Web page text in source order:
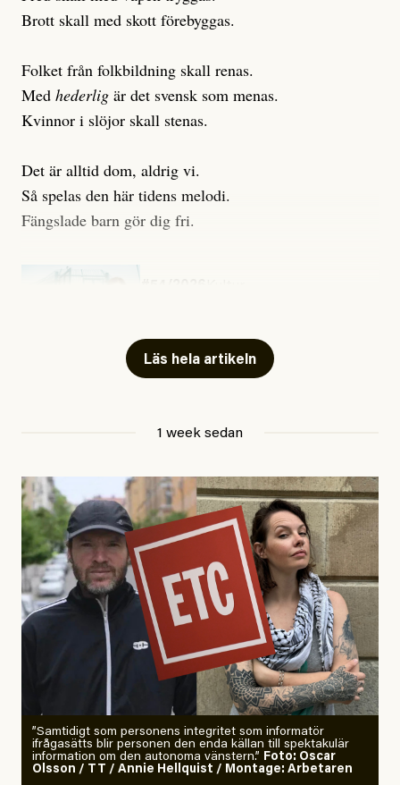
Brott skall med skott förebyggas.
Folket från folkbildning skall renas.
Med hederlig är det svensk som menas.
Kvinnor i slöjor skall stenas.
Det är alltid dom, aldrig vi.
Så spelas den här tidens melodi.
Fängslade barn gör dig fri.
Läs hela artikeln
1 week sedan
”Samtidigt som personens integritet som informatör
ifrågasätts blir personen den enda källan till spektakulär
information om den autonoma vänstern.” Foto: Oscar
Olsson / TT / Annie Hellquist / Montage: Arbetaren